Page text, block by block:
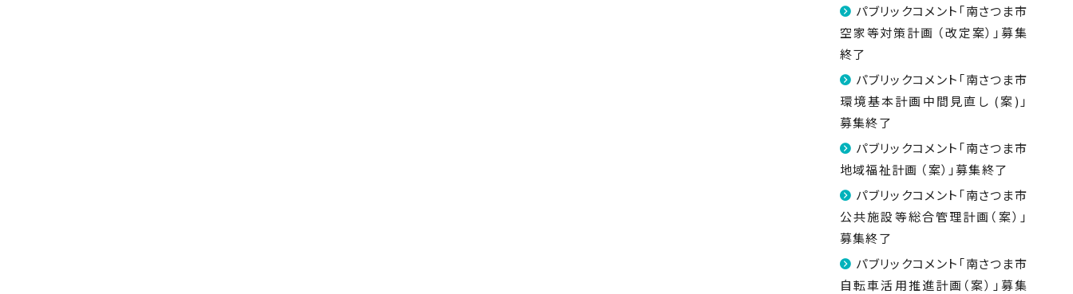
パブリックコメント「南さつま市
空家等対策計画 （改定案）」募集
終了
パブリックコメント「南さつま市
環境基本計画中間見直し (案)」
募集終了
パブリックコメント「南さつま市
地域福祉計画 （案）」募集終了
パブリックコメント「南さつま市
公共施設等総合管理計画（案）」
募集終了
パブリックコメント「南さつま市
自転車活用推進計画（案）」募集